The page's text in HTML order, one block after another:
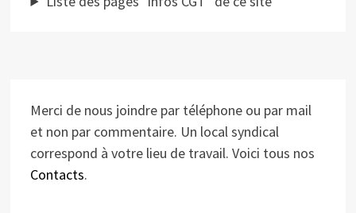
Merci de nous joindre par téléphone ou par mail
et non par commentaire. Un local syndical
correspond à votre lieu de travail. Voici tous nos
Contacts.